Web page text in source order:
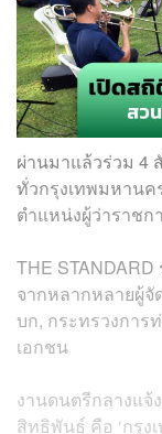
ผ่านมาแล้วร่วม 4
ทั่วกรุงเทพมหาน
ตำแหน่งผู้ว่าราชก
THE
จากหลากหลายผู้จั
บก, กระทรวงการ
เอกชน
งานดนตรีกลางแจ้
สิทธิพันธุ์ คือ ‘กรุง